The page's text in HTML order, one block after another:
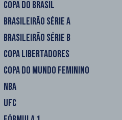
COPA DO BRASIL
BRASILEIRÃO SÉRIE A
BRASILEIRÃO SÉRIE B
COPA LIBERTADORES
COPA DO MUNDO FEMININO
NBA
UFC